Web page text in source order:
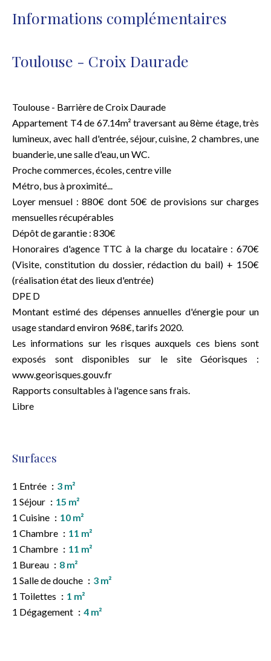
Informations complémentaires
Toulouse - Croix Daurade
Toulouse - Barrière de Croix Daurade
Appartement T4 de 67.14m² traversant au 8ème étage, très
lumineux, avec hall d'entrée, séjour, cuisine, 2 chambres, une
buanderie, une salle d'eau, un WC.
Proche commerces, écoles, centre ville
Métro, bus à proximité...
Loyer mensuel : 880€ dont 50€ de provisions sur charges
mensuelles récupérables
Dépôt de garantie : 830€
Honoraires d'agence TTC à la charge du locataire : 670€
(Visite, constitution du dossier, rédaction du bail) + 150€
(réalisation état des lieux d'entrée)
DPE D
Montant estimé des dépenses annuelles d'énergie pour un
usage standard environ 968€, tarifs 2020.
Les informations sur les risques auxquels ces biens sont
exposés sont disponibles sur le site Géorisques :
www.georisques.gouv.fr
Rapports consultables à l'agence sans frais.
Libre
Surfaces
1 Entrée
3 m²
1 Séjour
15 m²
1 Cuisine
10 m²
1 Chambre
11 m²
1 Chambre
11 m²
1 Bureau
8 m²
1 Salle de douche
3 m²
1 Toilettes
1 m²
1 Dégagement
4 m²